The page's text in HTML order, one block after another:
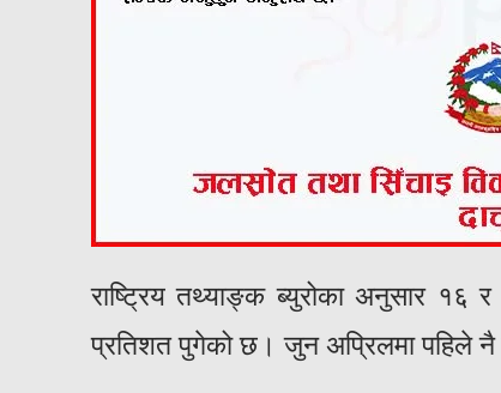
राष्ट्रिय तथ्याङ्क ब्युरोका अनुसार १६
प्रतिशत पुगेको छ। जुन अप्रिलमा पहिले नै